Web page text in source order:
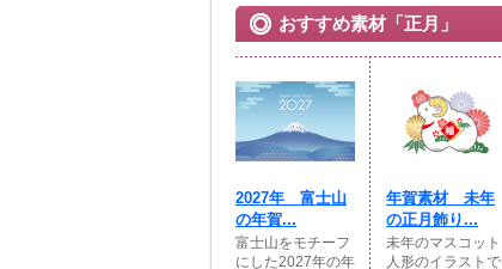
おすすめ素材「正月」
2027年 富士山
の年賀...
富士山をモチーフ
にした2027年の年
年賀素材 未年
の正月飾り...
未年のマスコット
人形のイラストで